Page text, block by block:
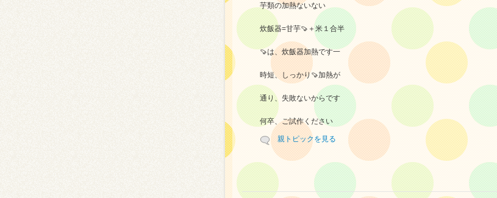
芋類の加熱ないない
炊飯器=甘芋🍠＋米１合半
🍠は、炊飯器加熱です一
時短、しっかり🍠加熱が
通り、失敗ないからです
何卒、ご試作ください
親トピックを見る